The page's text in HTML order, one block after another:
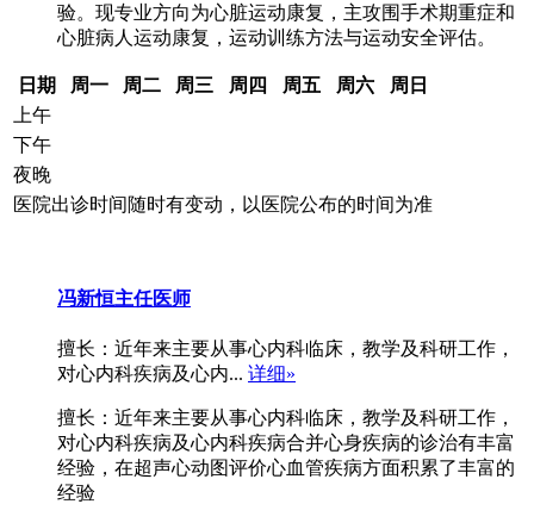
验。现专业方向为心脏运动康复，主攻围手术期重症和
心脏病人运动康复，运动训练方法与运动安全评估。
日期 周一 周二 周三 周四 周五 周六
周日
上午
下午
夜晚
医院出诊时间随时有变动，以医院公布的时间为准
冯新恒主任医师
擅长：近年来主要从事心内科临床，教学及科研工作，
对心内科疾病及心内... 详细»
擅长：近年来主要从事心内科临床，教学及科研工作，
对心内科疾病及心内科疾病合并心身疾病的诊治有丰富
经验，在超声心动图评价心血管疾病方面积累了丰富的
经验